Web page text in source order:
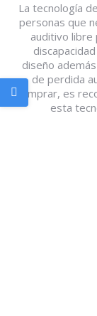
La tecnología
personas que
auditivo libre
diseño
de perdida
comprar, es
esta